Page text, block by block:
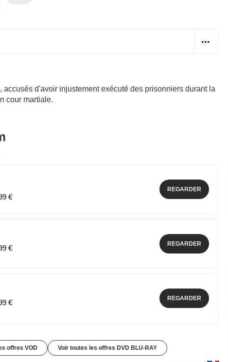
accusés d'avoir injustement exécuté des prisonniers durant la
cour martiale.
€
REGARDER
€
REGARDER
€
REGARDER
offres VOD Voir toutes les offres DVD BLU-RAY